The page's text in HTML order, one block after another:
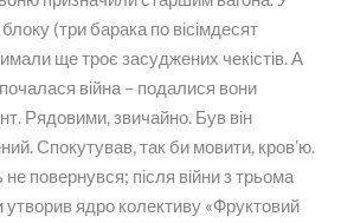
(три барака по вісімдесят
ще троє засуджених чекістів. А
війна – подалися вони
Рядовими, звичайно. Був він
Спокутував, так би мовити, кров’ю.
повернувся; після війни з трьома
ядро ​​колективу «Фруктовий